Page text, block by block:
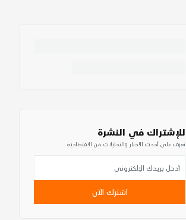
للإشتراك في النشرة
تعرف على أحدث الأخبار والتحليلات من الاقتصادية
اشترك الآن